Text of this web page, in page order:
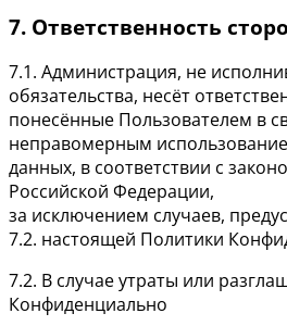
7. Ответственность
7.1. Администрация, не
обязательства, несёт
понесённые Пользователем в
неправомерным
данных, в соответствии с
Российской Федерации,
за исключением случаев,
7.2. настоящей Политики
7.2. В случае утраты или
Конфиденциально